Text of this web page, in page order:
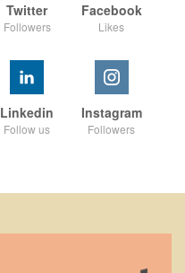
Facebook
Likes
Twitter
Followers
Instagram
Followers
Linkedin
Follow us